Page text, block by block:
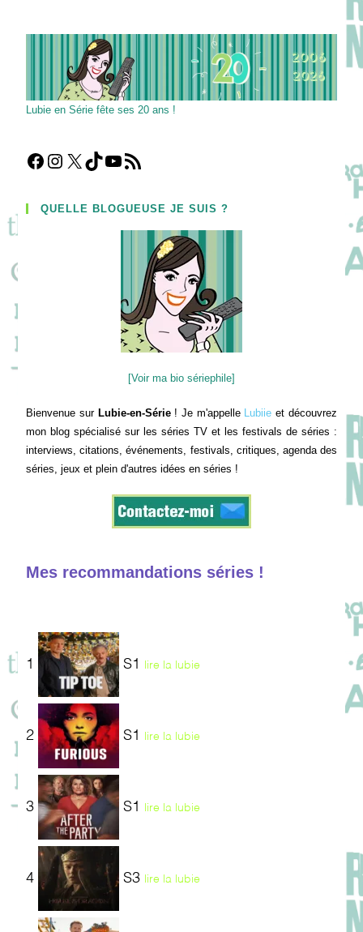
Lubie en Série fête ses 20 ans !
Facebook
Instagram
X TikTokYouTube
Flux RSS
QUELLE BLOGUEUSE JE SUIS ?
[Voir ma bio sériephile]
Bienvenue sur Lubie-en-Série! Je m'appelle Lubiie et découvrez
mon blog spécialisé sur les séries TV et les festivals de séries :
interviews, citations, événements, festivals, critiques, agenda des
séries, jeux et plein d'autres idées en séries !
Mes recommandations séries !
1 S1 lire la lubie
2 S1 lire la lubie
3 S1 lire la lubie
4 S3 lire la lubie